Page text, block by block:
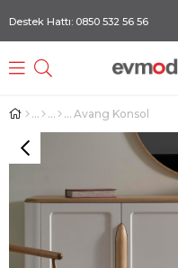
Destek Hattı: 0850 532 56 56
Avang Konsol